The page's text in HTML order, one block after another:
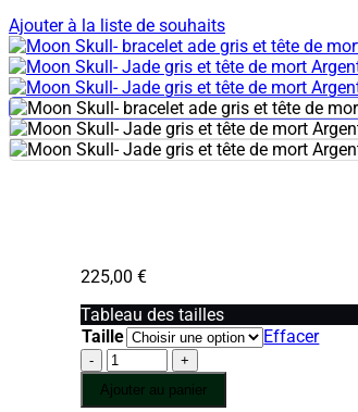
Ajouter à la liste de souhaits
225,00€
Tableau des tailles
Taille
Effacer
quantité
de
Moon
Ajouter au panier